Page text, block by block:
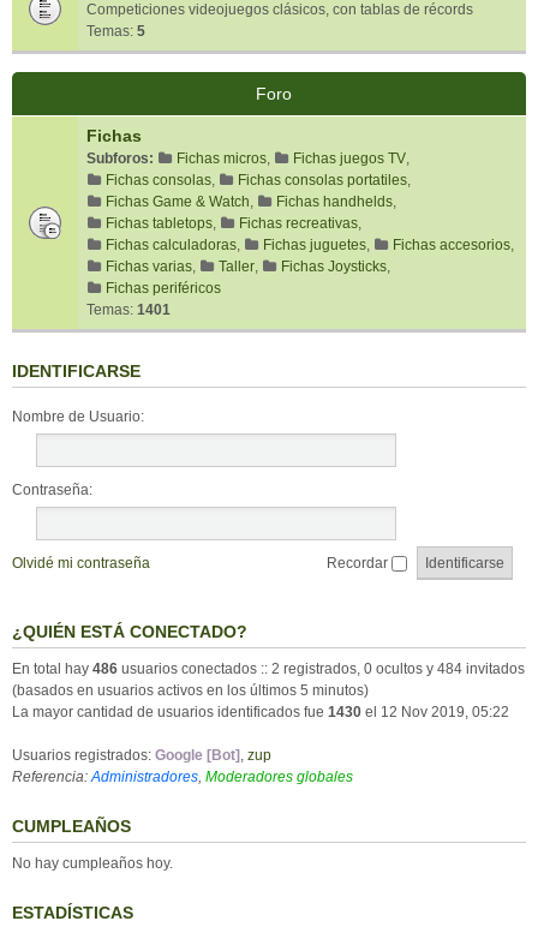
Competiciones videojuegos clásicos, con tablas de récords
Temas: 5
Foro
Fichas
Subforos: Fichas micros, Fichas juegos TV,
Fichas consolas, Fichas consolas portatiles,
Fichas Game & Watch, Fichas handhelds,
Fichas tabletops, Fichas recreativas,
Fichas calculadoras, Fichas juguetes, Fichas accesorios,
Fichas varias, Taller, Fichas Joysticks,
Fichas periféricos
Temas: 1401
IDENTIFICARSE
Nombre de Usuario:
Contraseña:
Olvidé mi contraseña Recordar
¿QUIÉN ESTÁ CONECTADO?
En total hay 486 usuarios conectados :: 2 registrados, 0 ocultos y 484 invitados
(basados en usuarios activos en los últimos 5 minutos)
La mayor cantidad de usuarios identificados fue 1430 el 12 Nov 2019, 05:22
Usuarios registrados: Google [Bot] , zup
Referencia:Administradores, Moderadores globales
CUMPLEAÑOS
No hay cumpleaños hoy.
ESTADÍSTICAS